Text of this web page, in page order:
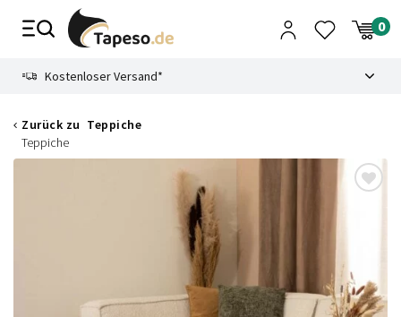
Zusammenbruch
Kostenloser Versand*
Zurück zu Teppiche
Teppiche